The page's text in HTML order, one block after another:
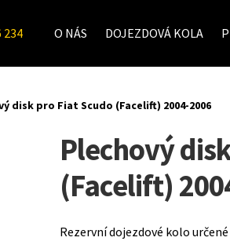
234 O NÁS DOJEZDOVÁ KOLA
disk pro Fiat Scudo (Facelift) 2004-2006
Plechový
(Facelift)
Rezervní dojezdové kolo